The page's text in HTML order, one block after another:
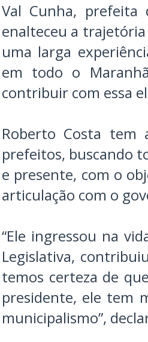
Val Cunha, prefeita
enalteceu a
uma larga
em todo o
contribuir com essa
Roberto Costa tem
prefeitos, buscando
e presente, com o
articulação com o
“Ele ingressou na
Legislativa,
temos certeza de
presidente, ele tem
municipalismo”,